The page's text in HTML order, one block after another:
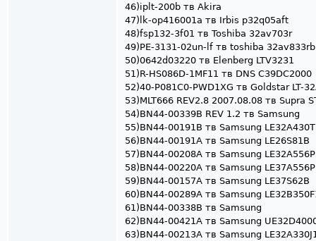
46)iplt-200b тв Akira
47)lk-op416001a тв Irbis p32q05aft
48)fsp132-3f01 тв Toshiba 32av703r
49)PE-3131-02un-lf тв toshiba 32av833rb
50)0642d03220 тв Elenberg LTV3231
51)R-HS086D-1MF11 тв DNS C39DC2000
52)40-P081C0-PWD1XG тв Goldstar LT-
53)MLT666 REV2.8 2007.08.08 тв Supra
54)BN44-00339B REV 1.2 тв Samsung
55)BN44-00191B тв Samsung
56)BN44-00191A тв Samsung LE26S81B
57)BN44-00208A тв Samsung
58)BN44-00220A тв Samsung
59)BN44-00157A тв Samsung LE37S62B
60)BN44-00289A тв Samsung
61)BN44-00338B тв Samsung
62)BN44-00421A тв Samsung
63)BN44-00213A тв Samsung